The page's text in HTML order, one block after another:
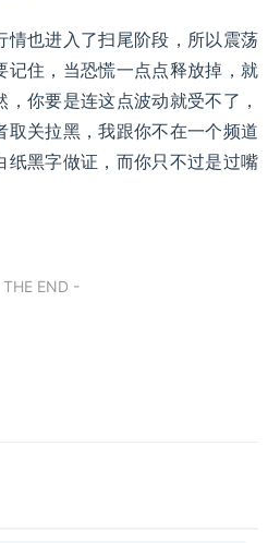
情也进入了扫尾阶段，所以震荡
记住，当恐慌一点点释放掉，就
你要是连这点波动就受不了，
取关拉黑，我跟你不在一个频道
纸黑字做证，而你只不过是过嘴
END -